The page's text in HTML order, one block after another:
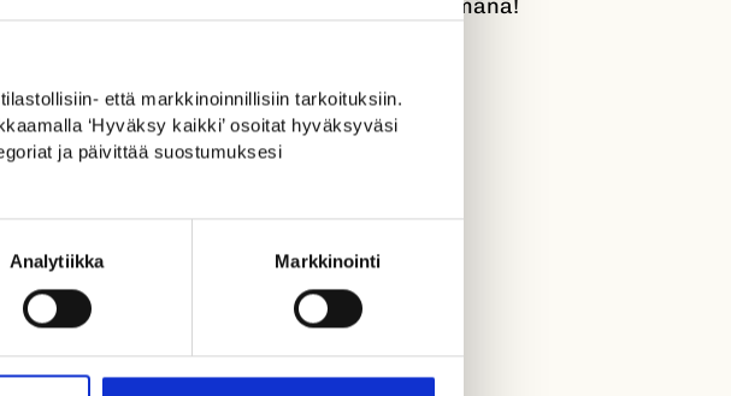
että markkinoinnillisiin tarkoituksiin.
‘Hyväksy kaikki’ osoitat hyväksyväsi
ja päivittää suostumuksesi
Analytiikka Markkinointi
mansikoilla ja marenkimurulla. Nauti lämpimänä!